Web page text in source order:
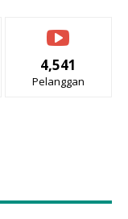
4,541
Pelanggan